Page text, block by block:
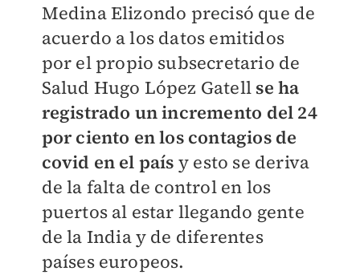
Medina Elizondo precisó que de
acuerdo a los datos emitidos
por el propio subsecretario de
Salud Hugo López Gatell se ha
registrado un incremento del 24
por ciento en los contagios de
covid en el país y esto se deriva
de la falta de control en los
puertos al estar llegando gente
de la India y de diferentes
países europeos.